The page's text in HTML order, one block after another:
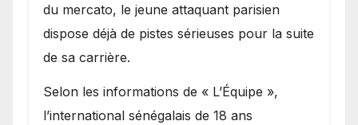
du mercato, le jeune attaquant parisien
dispose déjà de pistes sérieuses pour la suite
de sa carrière.
Selon les informations de « L’Équipe »,
l’international sénégalais de 18 ans